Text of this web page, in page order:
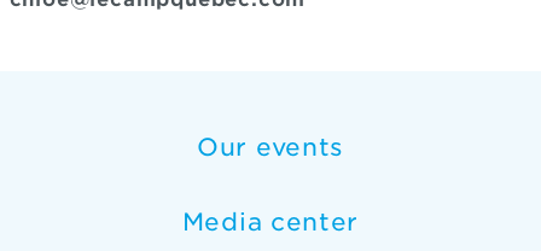
Our events
Media center